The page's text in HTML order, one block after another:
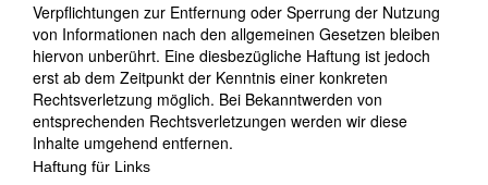
Verpflichtungen zur Entfernung oder Sperrung der Nutzung
von Informationen nach den allgemeinen Gesetzen bleiben
hiervon unberührt. Eine diesbezügliche Haftung ist jedoch
erst ab dem Zeitpunkt der Kenntnis einer konkreten
Rechtsverletzung möglich. Bei Bekanntwerden von
entsprechenden Rechtsverletzungen werden wir diese
Inhalte umgehend entfernen.
Haftung für Links